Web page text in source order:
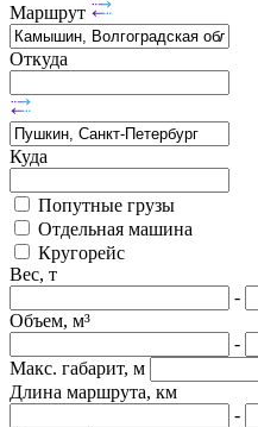
Маршрут
Откуда
Куда
Попутные грузы
Отдельная машина
Кругорейс
Вес, т
-
Объем, м³
-
Макс. габарит, м
Длина маршрута, км
-